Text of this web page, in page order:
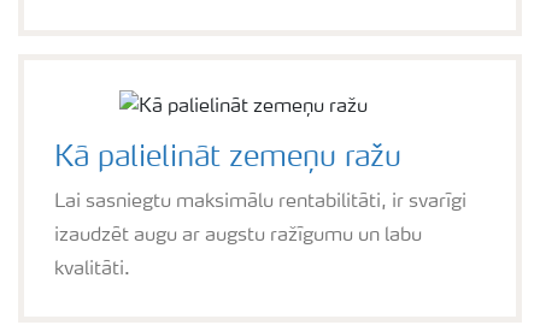
Kā palielināt zemeņu ražu
Lai sasniegtu maksimālu rentabilitāti, ir svarīgi
izaudzēt augu ar augstu ražīgumu un labu
kvalitāti.